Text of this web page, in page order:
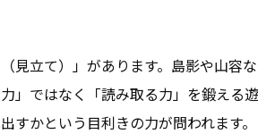
見立て）」があります。島影や山容
」ではなく「読み取る力」を鍛える
すかという目利きの力が問われます。